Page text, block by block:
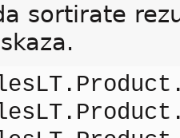
sortirate